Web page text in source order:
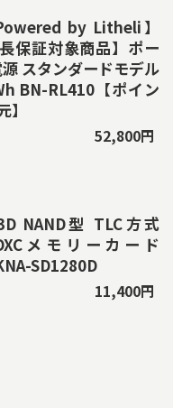
by Litheli】
長保証対象商品】ポー
スタンダードモデル
BN-RL410【ポイン
】
52,800円
NAND型 TLC方式
メモリーカード
SD1280D
11,400円